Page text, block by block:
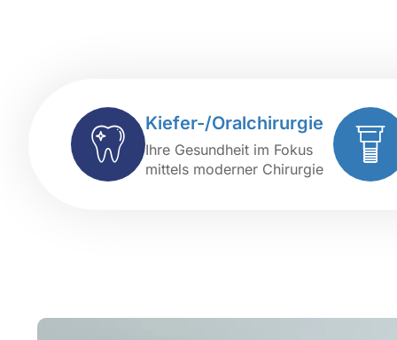
Kiefer-/Oralchirurgie
Ihre Gesundheit im Fokus
mittels moderner Chirurgie